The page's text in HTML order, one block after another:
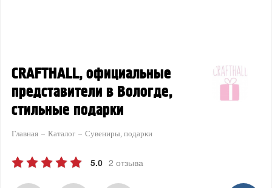
CRAFTHALL, официальные
представители в Вологде,
стильные подарки
Главная Каталог Сувениры, подарки
5.0 2 отзыва